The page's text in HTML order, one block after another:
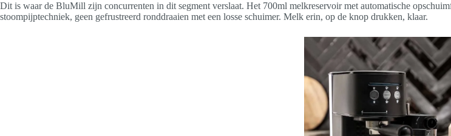
Dit is waar de BluMill zijn concurrenten in dit segment verslaat. Het 700ml melkreservoir met automatische
stoompijptechniek, geen gefrustreerd ronddraaien met een losse schuimer. Melk erin, op de knop drukken, klaar.